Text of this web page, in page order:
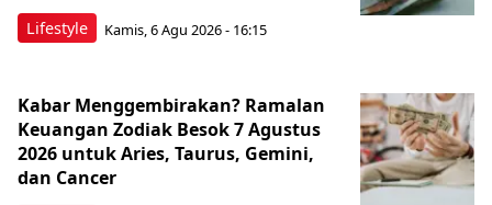
Lifestyle Kamis, 6 Agu 2026 - 16:15
Kabar Menggembirakan? Ramalan
Keuangan Zodiak Besok 7 Agustus
2026 untuk Aries, Taurus, Gemini,
dan Cancer